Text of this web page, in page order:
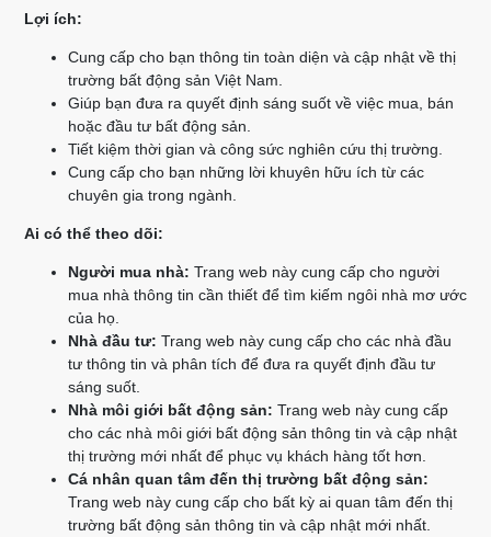
Lợi ích:
Cung cấp cho bạn thông tin toàn diện và cập nhật về thị
trường bất động sản Việt Nam.
Giúp bạn đưa ra quyết định sáng suốt về việc mua, bán
hoặc đầu tư bất động sản.
Tiết kiệm thời gian và công sức nghiên cứu thị trường.
Cung cấp cho bạn những lời khuyên hữu ích từ các
chuyên gia trong ngành.
Ai có thể theo dõi:
Người mua nhà: Trang web này cung cấp cho người
mua nhà thông tin cần thiết để tìm kiếm ngôi nhà mơ ước
của họ.
Nhà đầu tư: Trang web này cung cấp cho các nhà đầu
tư thông tin và phân tích để đưa ra quyết định đầu tư
sáng suốt.
Nhà môi giới bất động sản: Trang web này cung cấp
cho các nhà môi giới bất động sản thông tin và cập nhật
thị trường mới nhất để phục vụ khách hàng tốt hơn.
Cá nhân quan tâm đến thị trường bất động sản:
Trang web này cung cấp cho bất kỳ ai quan tâm đến thị
trường bất động sản thông tin và cập nhật mới nhất.